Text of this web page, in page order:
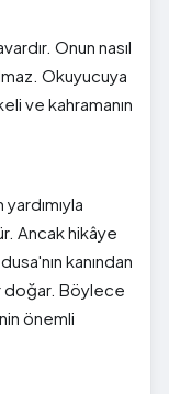
Onun nasıl
Okuyucuya
ve kahramanın
Ancak hikâye
kanından
doğar. Böylece
önemli